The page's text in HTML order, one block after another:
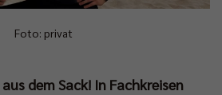
Foto: privat
dem Sack! In Fachkreisen